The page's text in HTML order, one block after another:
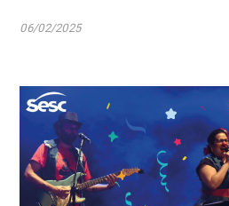
06/02/2025